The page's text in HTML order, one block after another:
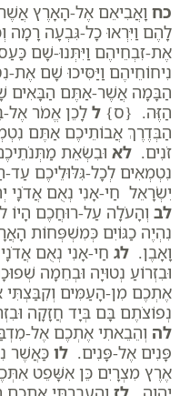
כח וָאֲבִיאֵם אֶל-הָאָרֶץ
לָהֶם וַיִּרְאוּ כָל-גִּבְעָה רָמָה
אֶת-זִבְחֵיהֶם וַיִּתְּנוּ-שָׁם
נִיחוֹחֵיהֶם וַיַּסִּיכוּ שָׁם אֶת-
הַבָּמָה אֲשֶׁר-אַתֶּם הַבָּאִים
הַזֶּה. {ס} ל לָכֵן אֱמֹר אֶל-
הַבְּדֶרֶךְ אֲבוֹתֵיכֶם אַתֶּם
זֹנִים. לא וּבִשְׂאֵת
נִטְמְאִים לְכָל-גִּלּוּלֵיכֶם
יִשְׂרָאֵל חַי-אָנִי נְאֻם אֲדֹנָי
לב וְהָעֹלָה עַל-רוּחֲכֶם
נִהְיֶה כַגּוֹיִם כְּמִשְׁפְּחוֹת
וָאָבֶן. לג חַי-אָנִי נְאֻם
וּבִזְרוֹעַ נְטוּיָה וּבְחֵמָה
אֶתְכֶם מִן-הָעַמִּים
נְפוֹצֹתֶם בָּם בְּיָד חֲזָקָה
לה וְהֵבֵאתִי אֶתְכֶם אֶל-
פָּנִים אֶל-פָּנִים. לו כַּאֲשֶׁר
אֶרֶץ מִצְרָיִם כֵּן אִשָּׁפֵט